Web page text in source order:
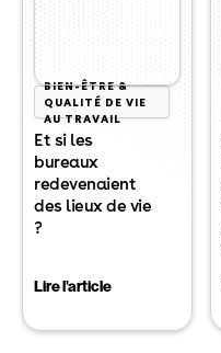
BIEN-ÊTRE &
QUALITÉ DE VIE
AU TRAVAIL
Et si les
bureaux
redevenaient
des lieux de vie
?
Lire l'article